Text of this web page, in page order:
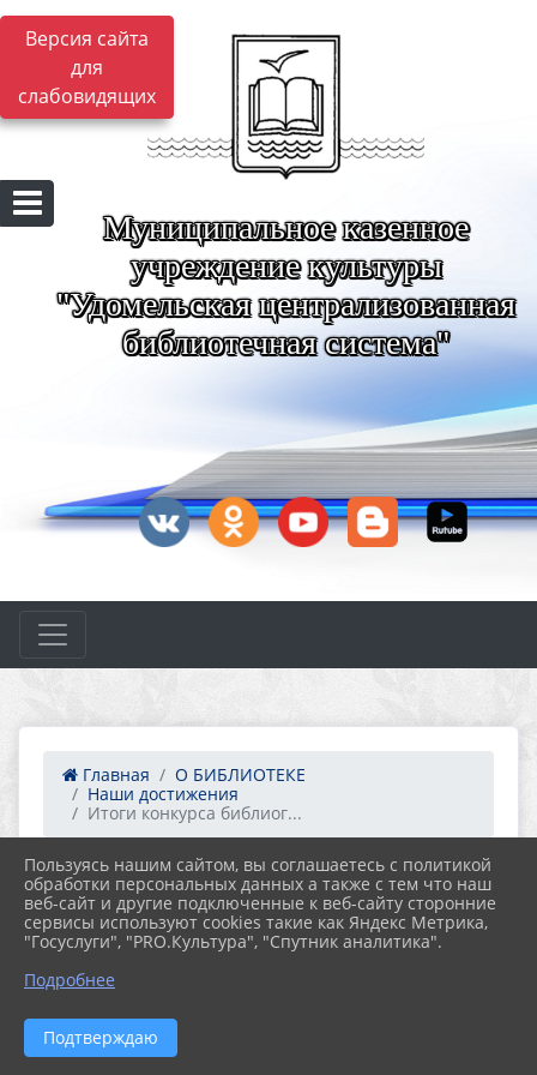
Версия сайта
для
слабовидящих
Муниципальное казенное
учреждение культуры
"Удомельская централизованная
библиотечная система"
Главная
О БИБЛИОТЕКЕ
Наши достижения
Итоги конкурса библиог...
29.12.2022 13:18 69
ИТОГИ КОНКУРСА
БИБЛИОГРАФИЧЕСКИХ ИЗДАНИЙ
Пользуясь нашим сайтом, вы соглашаетесь с политикой
обработки персональных данных а также с тем что наш
веб-сайт и другие подключенные к веб-сайту сторонние
сервисы используют cookies такие как Яндекс Метрика,
"Госуслуги", "PRO.Культура", "Спутник аналитика".
Подробнее
Подтверждаю